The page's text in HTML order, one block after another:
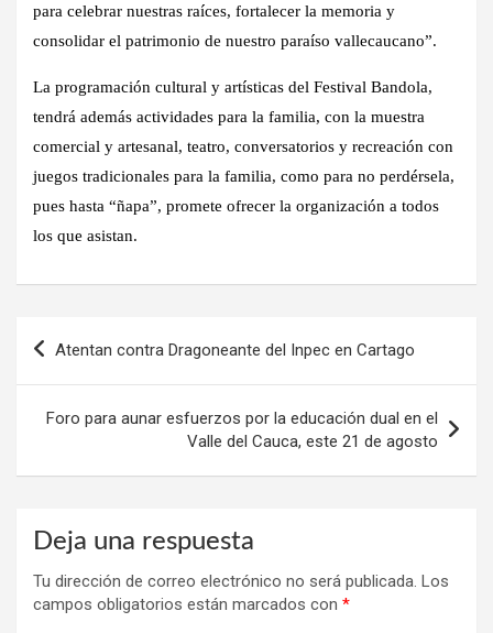
para celebrar nuestras raíces, fortalecer la memoria y
consolidar el patrimonio de nuestro paraíso vallecaucano”.
La programación cultural y artísticas del Festival Bandola,
tendrá además actividades para la familia, con la muestra
comercial y artesanal, teatro, conversatorios y recreación con
juegos tradicionales para la familia, como para no perdérsela,
pues hasta “ñapa”, promete ofrecer la organización a todos
los que asistan.
Atentan contra Dragoneante del Inpec en Cartago
Foro para aunar esfuerzos por la educación dual en el
Valle del Cauca, este 21 de agosto
Deja una respuesta
Tu dirección de correo electrónico no será publicada. Los
campos obligatorios están marcados con *